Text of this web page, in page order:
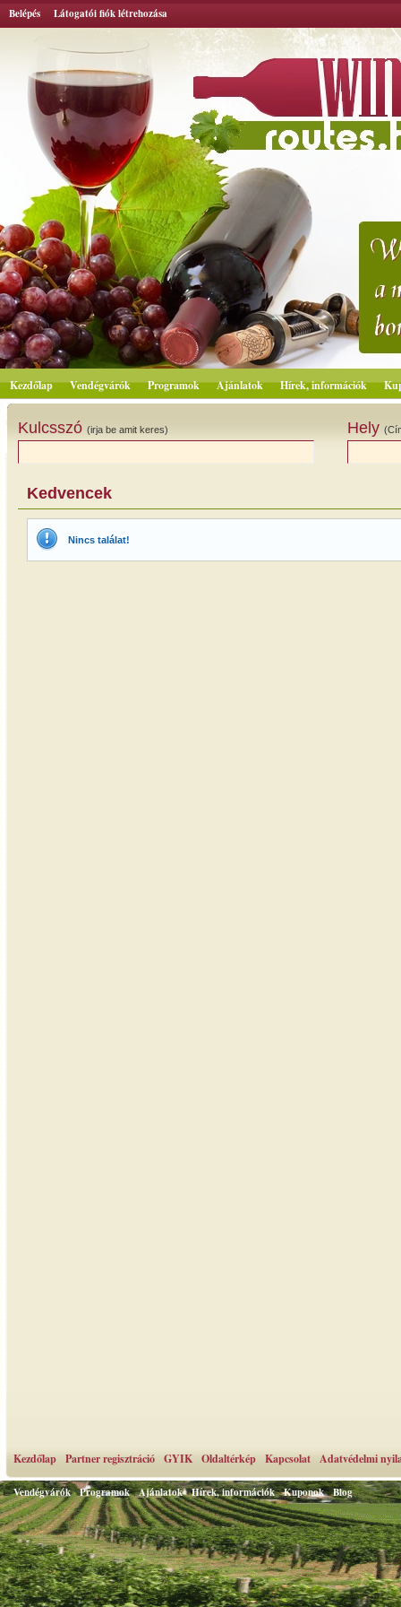
Belépés Látogatói fiók létrehozása
Kezdőlap Vendégvárók Programok Ajánlatok Hírek, információk
Kulcsszó (irja be amit keres) Hely
Kedvencek
Nincs találat!
Kezdőlap Partner regisztráció GYIK Oldaltérkép Kapcsolat Adatvédelmi
Vendégvárók Programok Ajánlatok Hírek, információk Kuponok Blog